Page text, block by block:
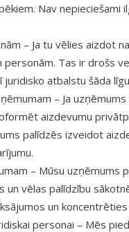
Nav nepieciešami
– Ja tu vēlies aizdot
Tas ir drošs
atbalstu šāda
– Ja
aizdevumu
palīdzēs izveidot
– Mūsu uzņēmums
un vēlas palīdzību
un koncentrēties
personai – Mēs